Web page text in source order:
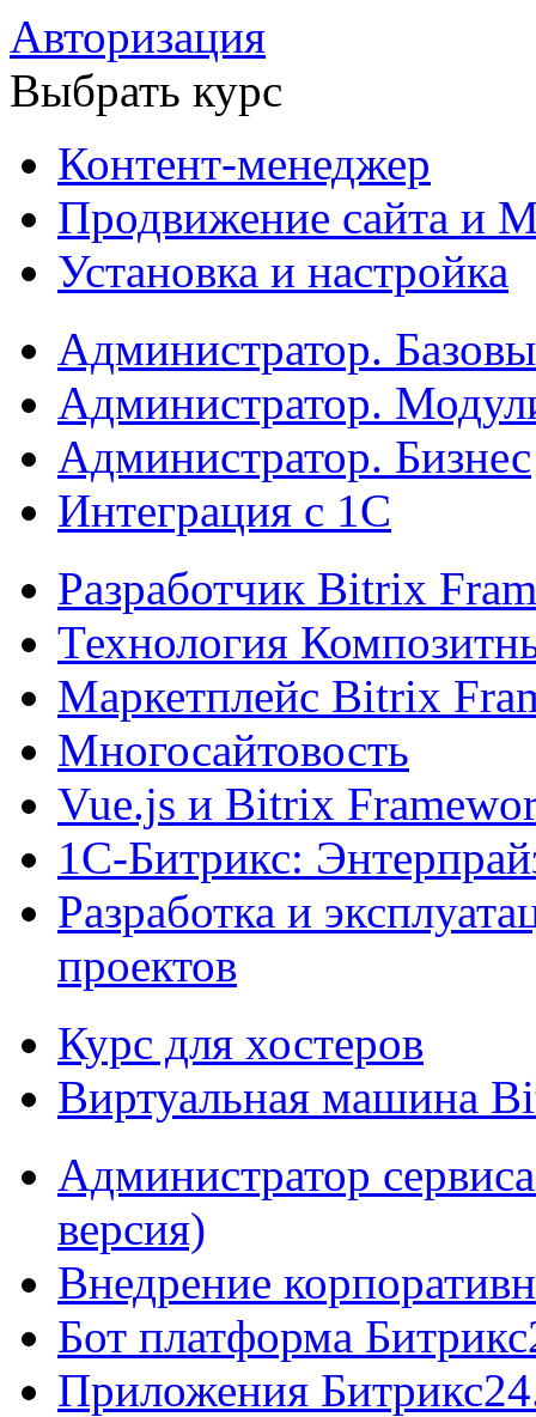
Авторизация
Выбрать курс
Контент-менеджер
Продвижение сайта и
Установка и настройка
Администратор.
Администратор.
Администратор. Бизнес
Интеграция с 1С
Разработчик Bitrix
Технология
Маркетплейс Bitrix
Многосайтовость
Vue.js и Bitrix
1С-Битрикс:
Разработка и
проектов
Курс для хостеров
Виртуальная машина
Администратор
версия)
Внедрение
Бот платформа
Приложения